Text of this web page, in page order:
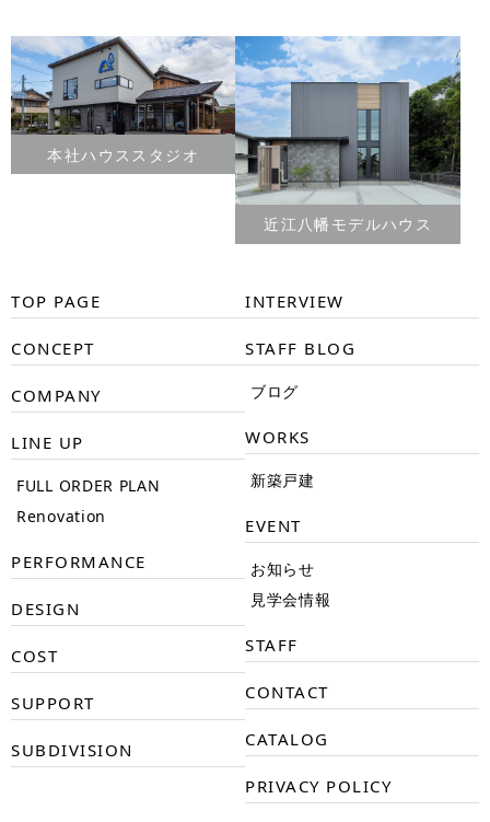
本社ハウススタジオ
近江八幡モデルハウス
TOP PAGE
CONCEPT
COMPANY
LINE UP
FULL ORDER PLAN
Renovation
PERFORMANCE
DESIGN
COST
SUPPORT
SUBDIVISION
INTERVIEW
STAFF BLOG
ブログ
WORKS
新築戸建
EVENT
お知らせ
見学会情報
STAFF
CONTACT
CATALOG
PRIVACY POLICY